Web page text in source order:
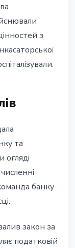
з
та
банку
закон за
податковій